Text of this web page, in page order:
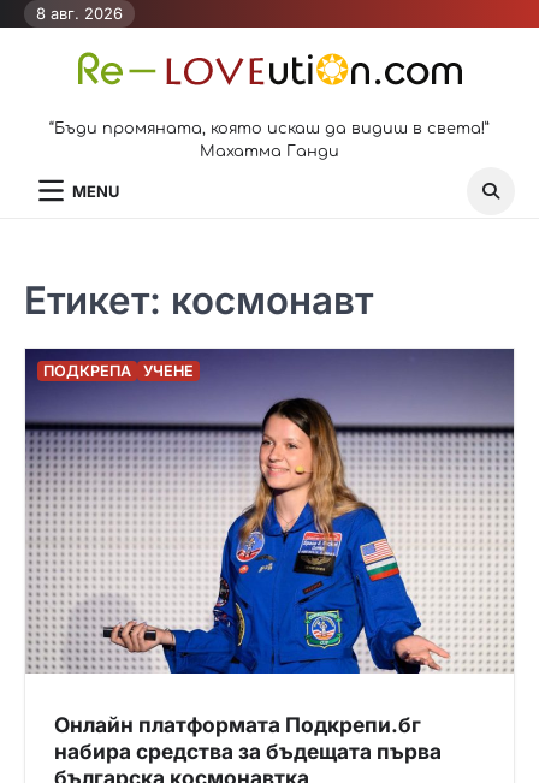
Skip8 авг. 2026
“Бъди промяната, която искаш да видиш в света!”
Махатма Ганди
MENU
Етикет: космонавт
ПОДКРЕПА УЧЕНЕ
Онлайн платформата Подкрепи.бг
набира средства за бъдещата първа